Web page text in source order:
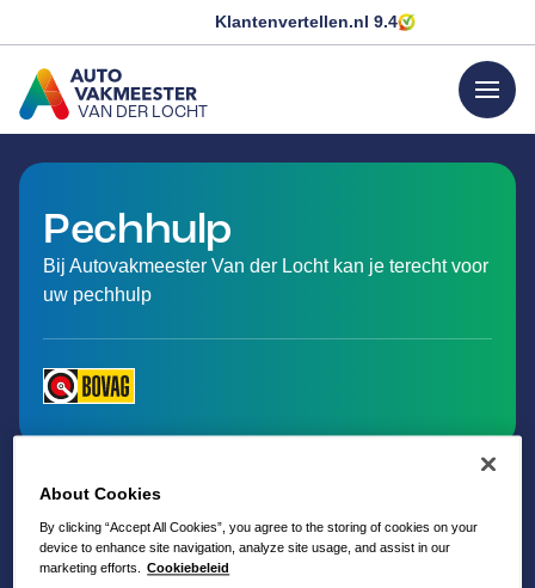
Klantenvertellen.nl 9.4
VAN DER LOCHT
GA NAAR DE HOMEPAGINA
menu
Pechhulp
Bij Autovakmeester Van der Locht kan je terecht voor
uw pechhulp
About Cookies
By clicking “Accept All Cookies”, you agree to the storing of cookies on your
device to enhance site navigation, analyze site usage, and assist in our
marketing efforts. Cookiebeleid